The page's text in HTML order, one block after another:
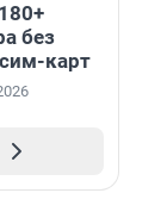
без
карт